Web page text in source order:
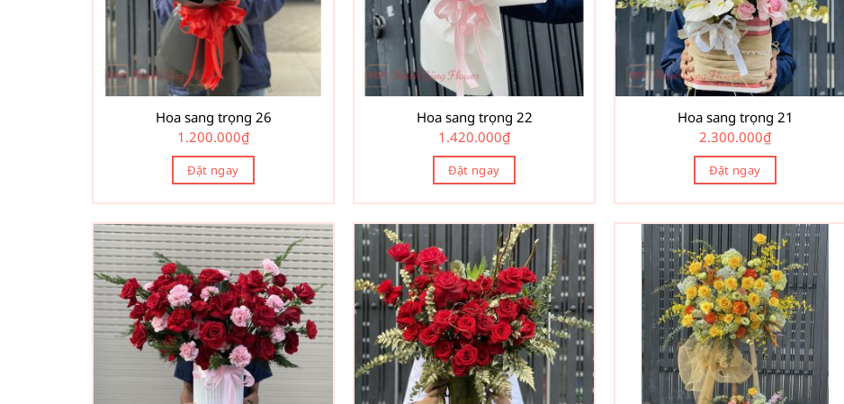
Hoa sang trọng 26
1.200.000₫
Đặt ngay
Hoa sang trọng 22
1.420.000₫
Đặt ngay
Hoa sang trọng 21
2.300.000₫
Đặt ngay